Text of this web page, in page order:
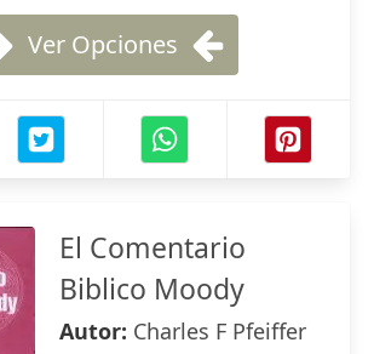
Ver Opciones
El Comentario
Biblico Moody
Autor: Charles F Pfeiffer